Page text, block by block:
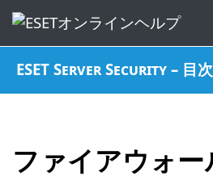
ESET Server Security – 目次
ファイアウォー